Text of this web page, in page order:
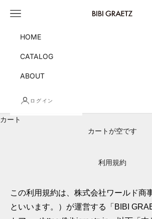
BIBI GRAETZ
メニュー
HOME
CATALOG
ABOUT
ログイン
カート
カートが空です
利用規約
この利用規約は、株式会社ワールド商
といいます。）が運営する「BIBI